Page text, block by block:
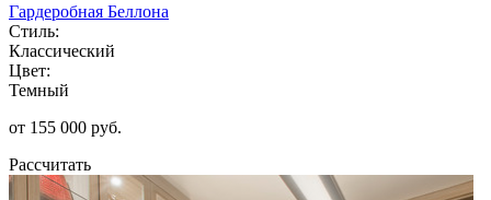
Гардеробная Беллона
Стиль:
Классический
Цвет:
Темный
от 155 000 руб.
Рассчитать